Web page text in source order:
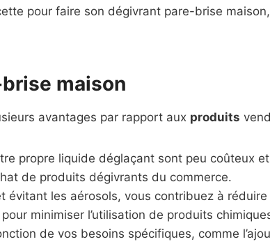
pour faire son dégivrant pare-brise
maison
avantages par rapport aux produits
propre liquide déglaçant sont peu coûteux
de produits dégivrants du commerce.
évitant les aérosols, vous contribuez à
minimiser l’utilisation de produits
de vos besoins spécifiques, comme